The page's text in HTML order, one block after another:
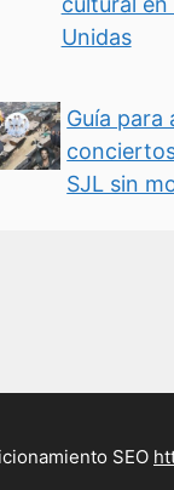
Unidas
Guía para
SJL sin
SEO